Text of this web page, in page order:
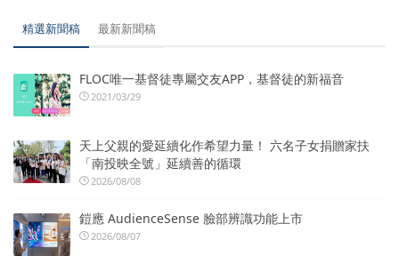
精選新聞稿 最新新聞稿
FLOC唯一基督徒專屬交友APP，基督徒的新福音
2021/03/29
天上父親的愛延續化作希望力量！ 六名子女捐贈家扶
「南投映全號」延續善的循環
2026/08/08
鎧應 AudienceSense 臉部辨識功能上市
2026/08/07